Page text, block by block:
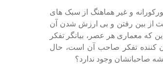
و غیر هماهنگ از سبک های
از بین رفتن و بی ارزش شدن آن
که معماری هر عصر، بیانگر تفکر
کننده تفکر صاحب آن است، حال
صاحبانشان وجود ندارد؟